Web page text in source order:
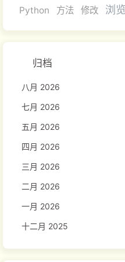
Python 方法 修改 浏
归档
八月 2026
七月 2026
五月 2026
四月 2026
三月 2026
二月 2026
一月 2026
十二月 2025